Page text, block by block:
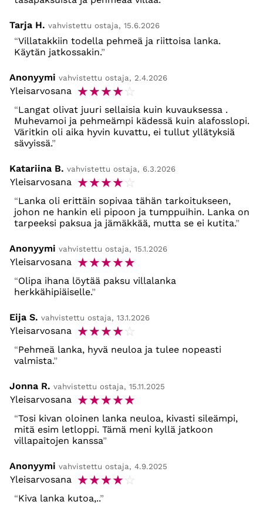
Tarja H. vahvistettu ostaja, 15.6.2026
Villatakkiin todella pehmeä ja riittoisa lanka.
Käytän jatkossakin.
Anonyymi vahvistettu ostaja, 2.4.2026
Yleisarvosana ☆☆☆☆☆
Langat olivat juuri sellaisia kuin kuvauksessa .
Muhevamoi ja pehmeämpi kädessä kuin alafosslopi.
Väritkin oli aika hyvin kuvattu, ei tullut yllätyksiä
sävyissä.
Katariina B. vahvistettu ostaja, 6.3.2026
Yleisarvosana ☆☆☆☆☆
Lanka oli erittäin sopivaa tähän tarkoitukseen,
johon ne hankin eli pipoon ja tumppuihin. Lanka on
tarpeeksi paksua ja jämäkkää, mutta se ei kutita.
Anonyymi vahvistettu ostaja, 15.1.2026
Yleisarvosana ☆☆☆☆☆
Olipa ihana löytää paksu villalanka
herkkähipiäiselle.
Eija S. vahvistettu ostaja, 13.1.2026
Yleisarvosana ☆☆☆☆☆
Pehmeä lanka, hyvä neuloa ja tulee nopeasti
valmista.
Jonna R. vahvistettu ostaja, 15.11.2025
Yleisarvosana ☆☆☆☆☆
Tosi kivan oloinen lanka neuloa, kivasti sileämpi,
mitä esim letloppi. Tämä meni kyllä jatkoon
villapaitojen kanssa
Anonyymi vahvistettu ostaja, 4.9.2025
Yleisarvosana ☆☆☆☆☆
Kiva lanka kutoa,..